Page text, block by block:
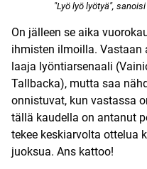
"Lyö lyö lyötyä",
On jälleen se aika
ihmisten ilmoilla. Vastaan
laaja lyöntiarsenaali
Tallbacka), mutta saa
onnistuvat, kun vastassa
tällä kaudella on antanut
tekee keskiarvolta ottelua
juoksua. Ans kattoo!